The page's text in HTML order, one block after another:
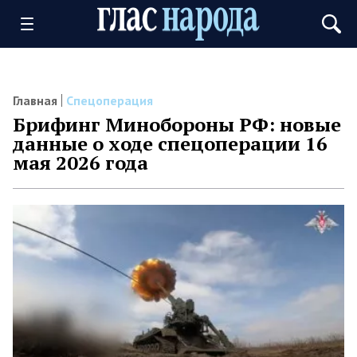
Главная Спецоперация
Брифинг Минобороны РФ: новые
данные о ходе спецоперации 16
мая 2026 года